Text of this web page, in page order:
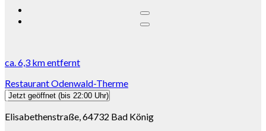
ca.6,3 kmentfernt
Restaurant Odenwald-Therme
Jetzt geöffnet (bis 22:00 Uhr)
Elisabethenstraße, 64732 Bad König